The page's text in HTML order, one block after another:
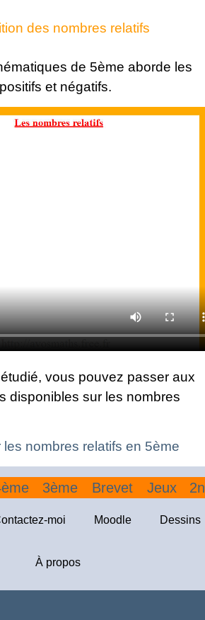
des nombres relatifs
de 5ème aborde les
et négatifs.
vous pouvez passer aux
disponibles sur les nombres
les nombres relatifs en 5ème
3ème Brevet Jeux
moi Moodle Dessins
À propos